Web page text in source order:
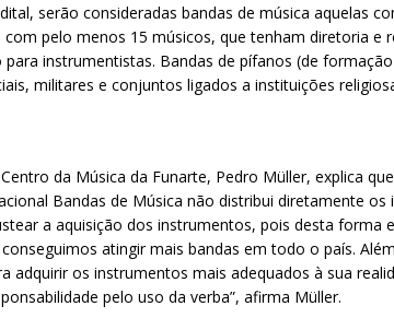
serão consideradas bandas de música aquelas
com pelo menos 15 músicos, que tenham diretoria e
instrumentistas. Bandas de pífanos (de
militares e conjuntos ligados a instituições
da Música da Funarte, Pedro Müller, explica
Bandas de Música não distribui diretamente os
a aquisição dos instrumentos, pois desta forma
atingir mais bandas em todo o país.
adquirir os instrumentos mais adequados à sua
pelo uso da verba”, afirma Müller.